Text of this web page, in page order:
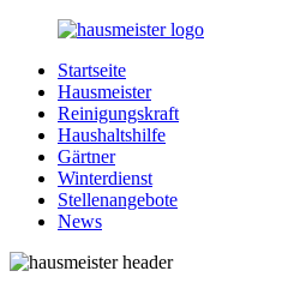
Zurück
Inhalt
Hausmeister.de
Alles
rund
Ihren
Haushalt
Startseite
Hausmeister
Reinigungskraft
Haushaltshilfe
Gärtner
Winterdienst
Stellenangebote
News